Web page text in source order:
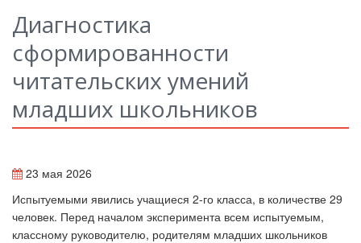
Диагностика
сформированности
читательских умений
младших школьников
23 мая 2026
Испытуемыми явились учащиеся 2-го класса, в количестве 29
человек. Перед началом эксперимента всем испытуемым,
классному руководителю, родителям младших школьников